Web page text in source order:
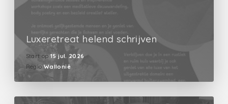
Luxeretreat helend schrijven
Start op 15 jul. 2026
Regio Wallonië